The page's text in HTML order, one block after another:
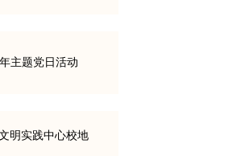
主题党日活动
明实践中心校地